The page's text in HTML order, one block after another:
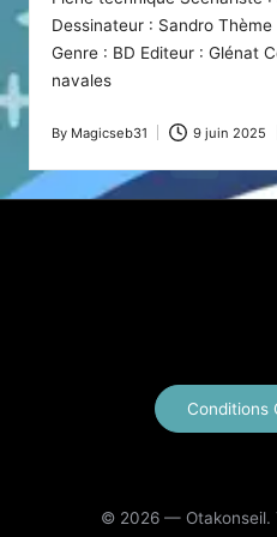
Dessinateur : Sandro
Genre : BD Editeur : Glénat
navales
Posted
by
By Magicseb31 9 juin 2025
Conditions
© 2026 — Otakonseil.